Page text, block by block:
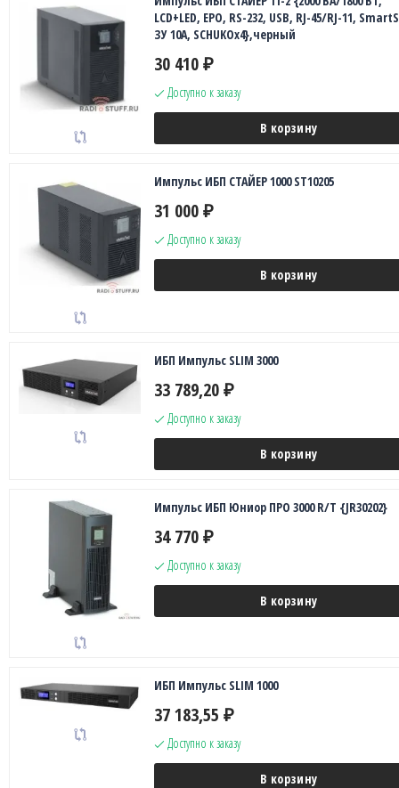
LCD+LED, EPO, RS-232, USB, RJ-45/RJ-11,
ЗУ 10А, SCHUKOx4},черный
30 410 ₽
Доступно к заказу
В корзину
Импульс ИБП СТАЙЕР 1000 ST10205
31 000 ₽
Доступно к заказу
В корзину
ИБП Импульс SLIM 3000
33 789,20 ₽
Доступно к заказу
В корзину
Импульс ИБП Юниор ПРО 3000 R/T {JR30202}
34 770 ₽
Доступно к заказу
В корзину
ИБП Импульс SLIM 1000
37 183,55 ₽
Доступно к заказу
В корзину